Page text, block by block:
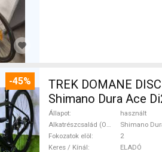
-45%
TREK DOMANE
Shimano Dura Ace
Állapot
használt
Alkatrészcsalád (Outi)
Shimano
Fokozatok elöl
2
Keres / Kínál
ELADÓ